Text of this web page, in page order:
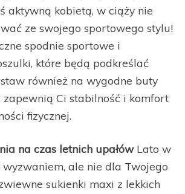
aktywną kobietą, w ciąży nie
ze swojego sportowego stylu!
spodnie sportowe i
które będą podkreślać
również na wygodne buty
zapewnią Ci stabilność i komfort
fizycznej.
na czas letnich upałówLato w
wyzwaniem, ale nie dla Twojego
sukienki maxi z lekkich